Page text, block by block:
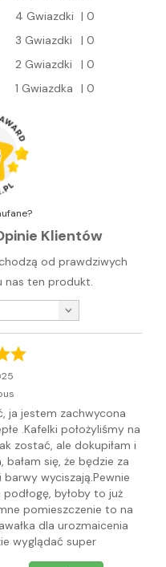
4 Gwiazdki | 0
3 Gwiazdki
| 0
2 Gwiazdki
| 0
1 Gwiazdka
| 0
Klientów
od prawdziwych
nas ten produkt.
ja jestem zachwycona
.Kafelki położyliśmy na
zostać, ale dokupiłam i
bałam się, że będzie za
wyciszają.Pewnie
byłoby to już
pomieszczenie to na
dla urozmaicenia
wyglądać super